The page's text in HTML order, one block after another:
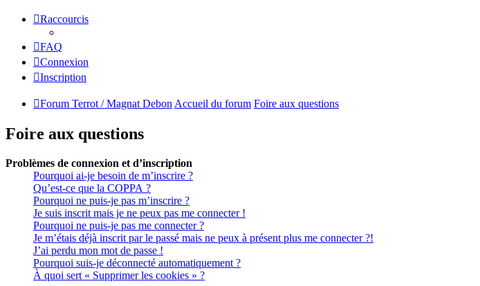
Raccourcis
FAQ
Connexion
Inscription
Forum Terrot / Magnat Debon Accueil du forum Foire aux questions
Foire aux questions
Problèmes de connexion et d’inscription
Pourquoi ai-je besoin de m’inscrire ?
Qu’est-ce que la COPPA ?
Pourquoi ne puis-je pas m’inscrire ?
Je suis inscrit mais je ne peux pas me connecter !
Pourquoi ne puis-je pas me connecter ?
Je m’étais déjà inscrit par le passé mais ne peux à présent plus me connecter ?!
J’ai perdu mon mot de passe !
Pourquoi suis-je déconnecté automatiquement ?
À quoi sert « Supprimer les cookies » ?